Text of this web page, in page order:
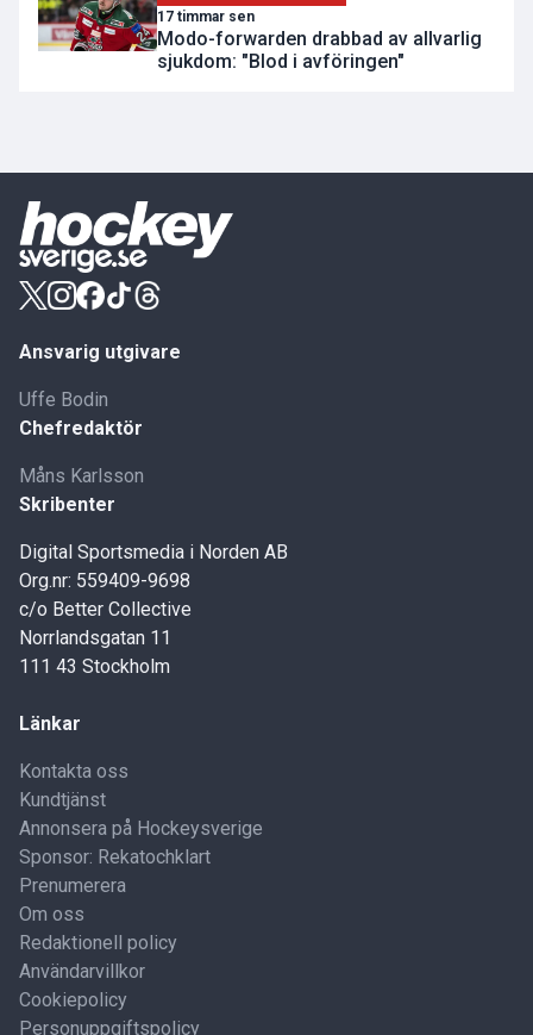
17 timmar sen
Modo-forwarden drabbad av allvarlig
sjukdom: "Blod i avföringen"
Ansvarig utgivare
Uffe Bodin
Chefredaktör
Måns Karlsson
Skribenter
Digital Sportsmedia i Norden AB
Org.nr: 559409-9698
c/o Better Collective
Norrlandsgatan 11
111 43 Stockholm
Länkar
Kontakta oss
Kundtjänst
Annonsera på Hockeysverige
Sponsor: Rekatochklart
Prenumerera
Om oss
Redaktionell policy
Användarvillkor
Cookiepolicy
Personuppgiftspolicy